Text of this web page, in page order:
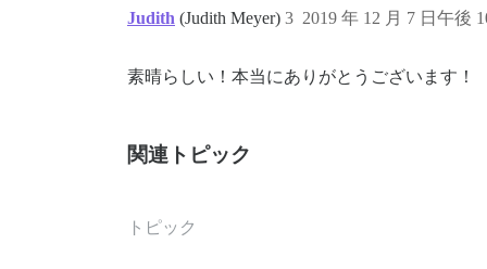
Judith (Judith Meyer) 2019 年 12 月 7 日午後
3
素晴らしい！本当にありがとうございます！
関連トピック
トピック